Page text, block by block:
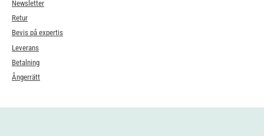
Newsletter
Retur
Bevis på expertis
Leverans
Betalning
Ångerrätt